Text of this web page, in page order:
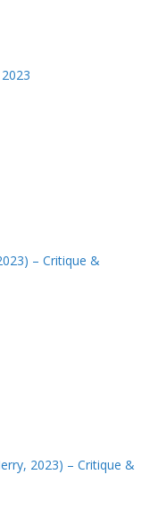
– Critique &
2023) – Critique &